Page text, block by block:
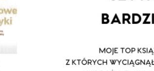
wdrożyłem